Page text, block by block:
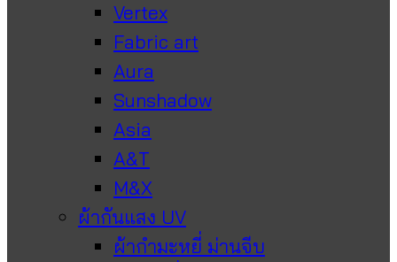
Vertex
Fabric art
Aura
Sunshadow
Asia
A&T
M&X
ผ้ากันแสง UV
ผ้ากำมะหยี่ ม่านจีบ